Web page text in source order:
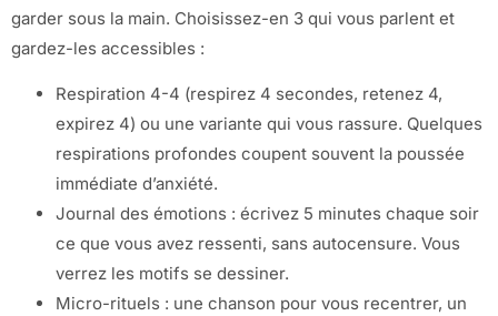
garder sous la main. Choisissez-en 3 qui vous parlent et
gardez-les accessibles :
Respiration 4-4 (respirez 4 secondes, retenez 4,
expirez 4) ou une variante qui vous rassure. Quelques
respirations profondes coupent souvent la poussée
immédiate d’anxiété.
Journal des émotions : écrivez 5 minutes chaque soir
ce que vous avez ressenti, sans autocensure. Vous
verrez les motifs se dessiner.
Micro-rituels : une chanson pour vous recentrer, un